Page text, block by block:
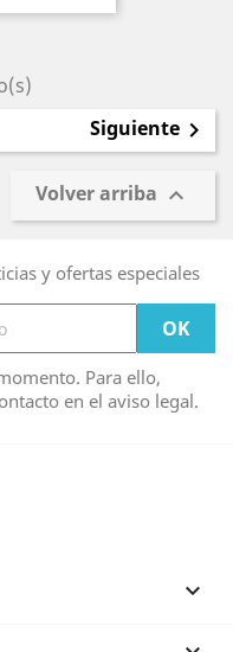
Siguiente 
Volver arriba 
y ofertas especiales
Para ello,
en el aviso legal.
